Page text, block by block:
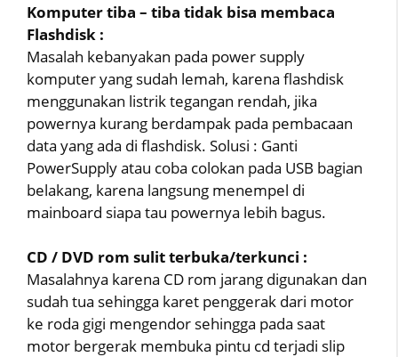
Komputer tiba – tiba tidak bisa membaca
Flashdisk :
Masalah kebanyakan pada power supply
komputer yang sudah lemah, karena flashdisk
menggunakan listrik tegangan rendah, jika
powernya kurang berdampak pada pembacaan
data yang ada di flashdisk. Solusi : Ganti
PowerSupply atau coba colokan pada USB bagian
belakang, karena langsung menempel di
mainboard siapa tau powernya lebih bagus.
CD / DVD rom sulit terbuka/terkunci :
Masalahnya karena CD rom jarang digunakan dan
sudah tua sehingga karet penggerak dari motor
ke roda gigi mengendor sehingga pada saat
motor bergerak membuka pintu cd terjadi slip